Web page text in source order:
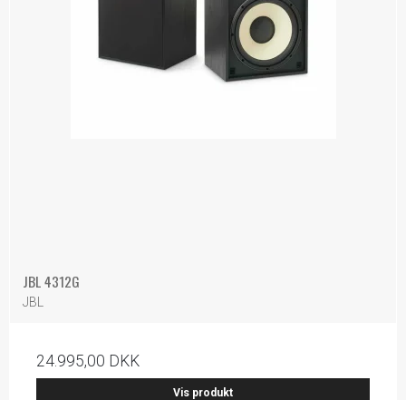
JBL 4312G
JBL
24.995,00 DKK
Vis produkt